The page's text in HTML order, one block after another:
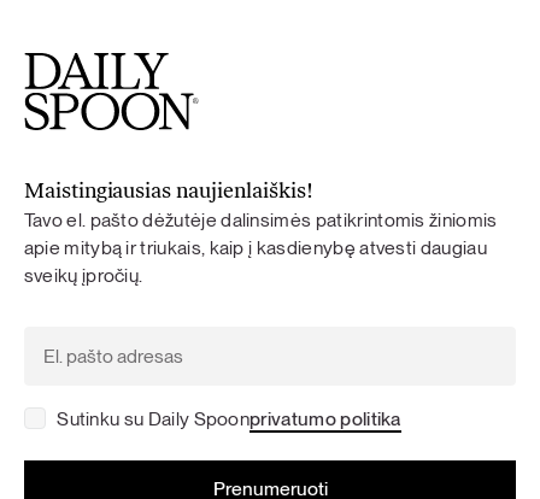
Maistingiausias naujienlaiškis!
Tavo el. pašto dėžutėje dalinsimės patikrintomis žiniomis
apie mitybą ir triukais, kaip į kasdienybę atvesti daugiau
sveikų įpročių.
Sutinku su Daily Spoonprivatumo politika